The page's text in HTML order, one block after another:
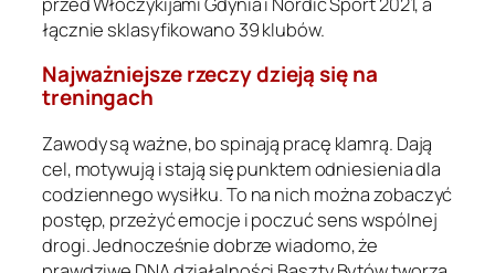
łącznie sklasyfikowano 39 klubów.
Najważniejsze rzeczy dzieją się na
treningach
Zawody są ważne, bo spinają pracę klamrą. Dają
cel, motywują i stają się punktem odniesienia dla
codziennego wysiłku. To na nich można zobaczyć
postęp, przeżyć emocje i poczuć sens wspólnej
drogi. Jednocześnie dobrze wiadomo, że